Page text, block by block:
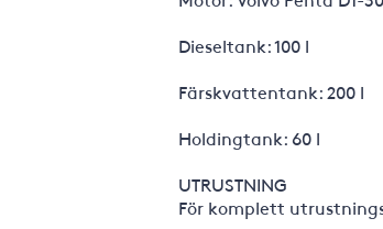
Dieseltank: 100 l
Färskvattentank: 200 l
Holdingtank: 60 l
UTRUSTNING
För komplett